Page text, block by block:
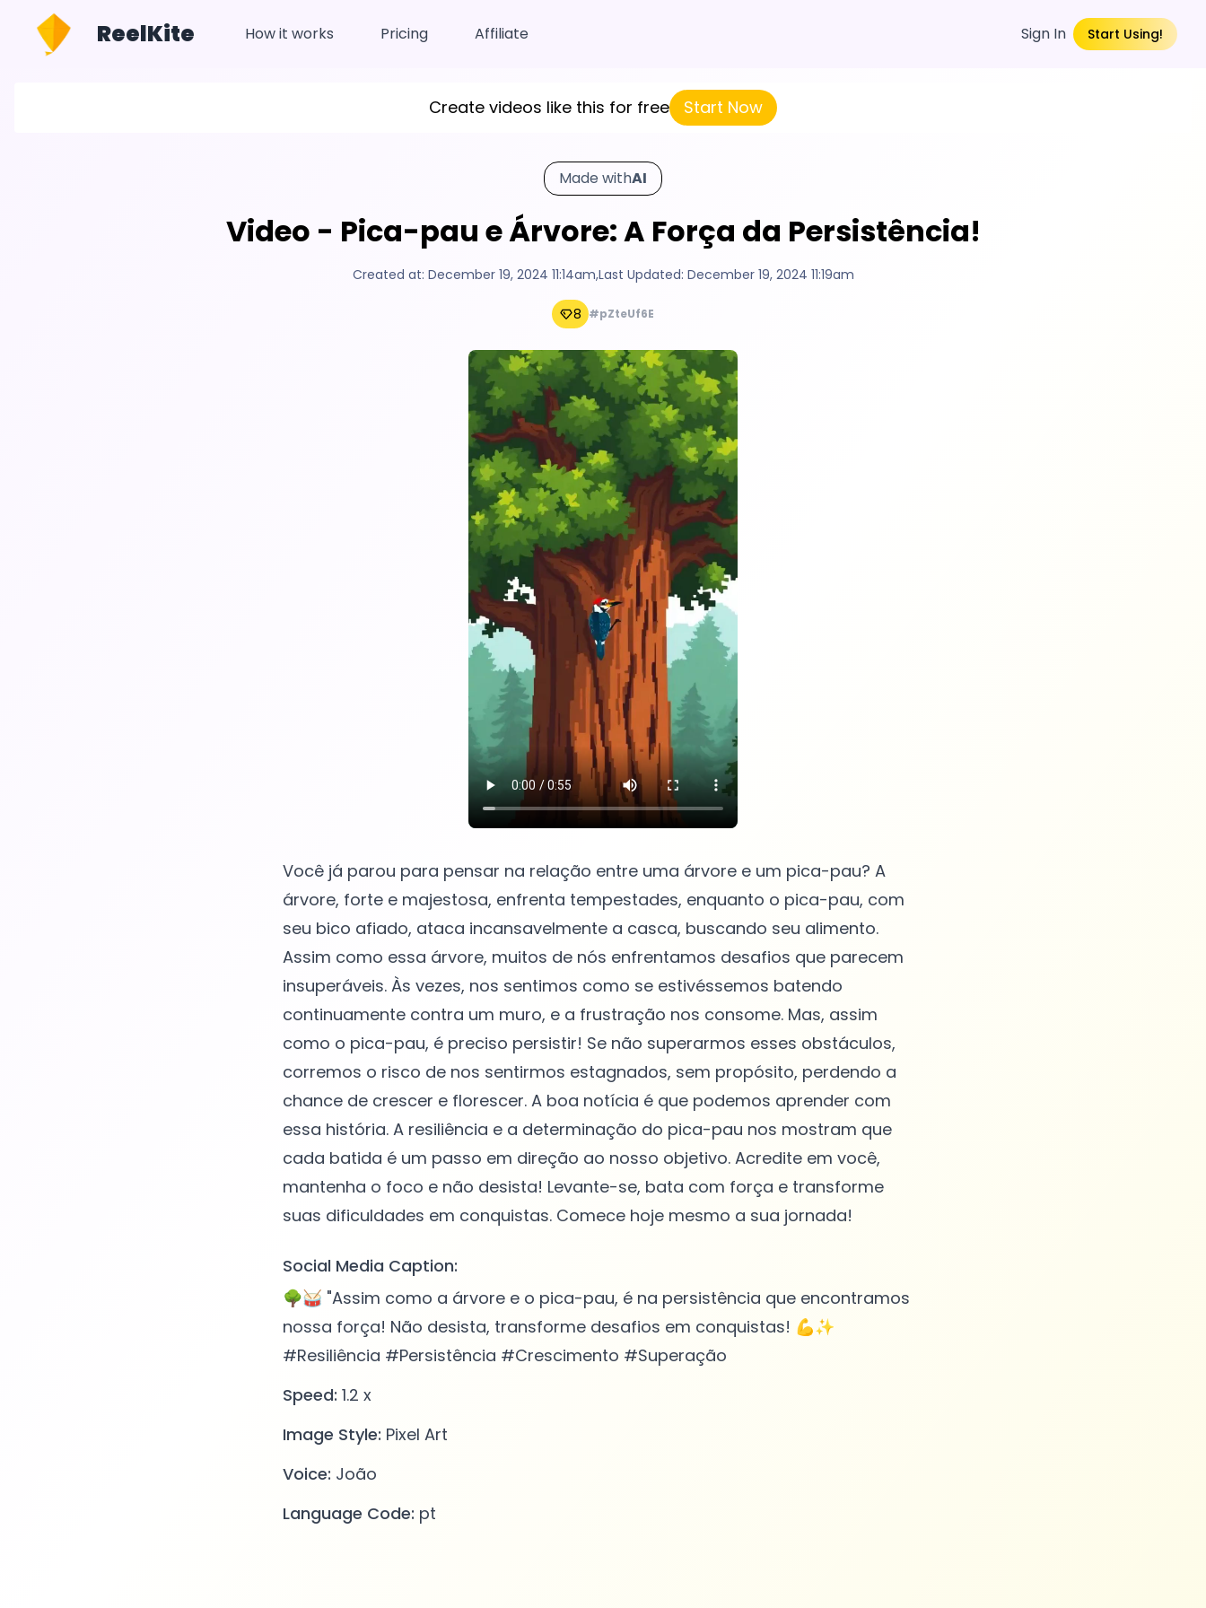
ReelKite How it works Pricing Affiliate Sign In Start Using!
Create videos like this for free Start Now
Made withAI
Video - Pica-pau e Árvore: A Força da Persistência!
Created at: December 19, 2024 11:14am,Last Updated: December 19, 2024 11:19am
8 #pZteUf6E
Você já parou para pensar na relação entre uma árvore e um pica-pau? A
árvore, forte e majestosa, enfrenta tempestades, enquanto o pica-pau, com
seu bico afiado, ataca incansavelmente a casca, buscando seu alimento.
Assim como essa árvore, muitos de nós enfrentamos desafios que parecem
insuperáveis. Às vezes, nos sentimos como se estivéssemos batendo
continuamente contra um muro, e a frustração nos consome. Mas, assim
como o pica-pau, é preciso persistir! Se não superarmos esses obstáculos,
corremos o risco de nos sentirmos estagnados, sem propósito, perdendo a
chance de crescer e florescer. A boa notícia é que podemos aprender com
essa história. A resiliência e a determinação do pica-pau nos mostram que
cada batida é um passo em direção ao nosso objetivo. Acredite em você,
mantenha o foco e não desista! Levante-se, bata com força e transforme
Social Media Caption:
🌳🥁 "Assim como a árvore e o pica-pau, é na persistência que encontramos
nossa força! Não desista, transforme desafios em conquistas! 💪✨
#Resiliência #Persistência #Crescimento #Superação
Speed: 1.2 x
Image Style: Pixel Art
Voice: João
Language Code: pt